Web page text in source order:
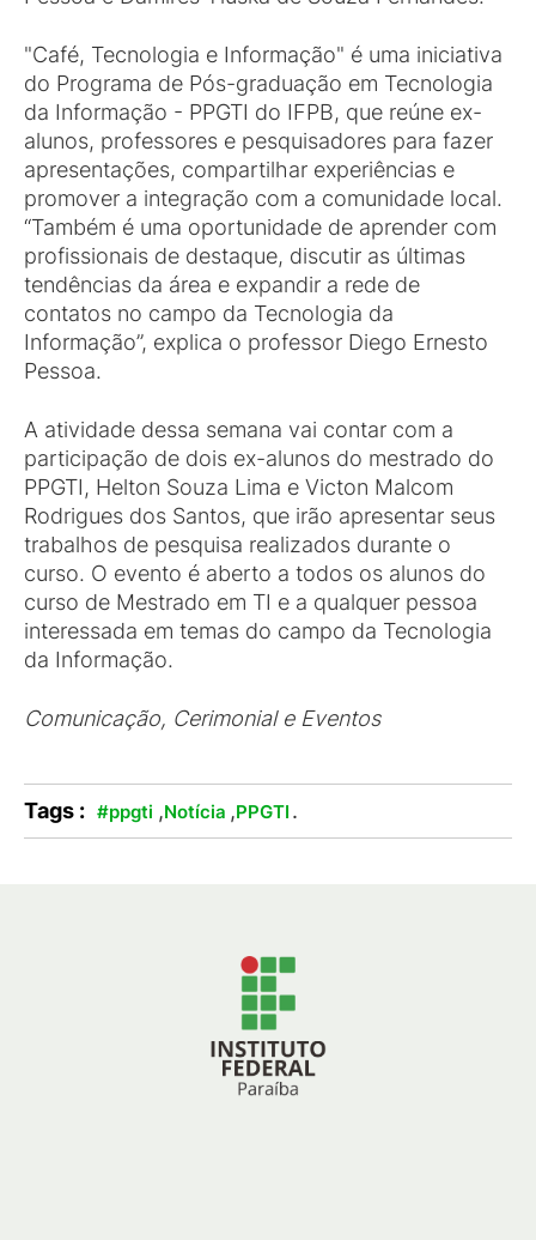
"Café, Tecnologia e Informação" é uma iniciativa
do Programa de Pós-graduação em Tecnologia
da Informação - PPGTI do IFPB, que reúne ex-
alunos, professores e pesquisadores para fazer
apresentações, compartilhar experiências e
promover a integração com a comunidade local.
“Também é uma oportunidade de aprender com
profissionais de destaque, discutir as últimas
tendências da área e expandir a rede de
contatos no campo da Tecnologia da
Informação”, explica o professor Diego Ernesto
Pessoa.
A atividade dessa semana vai contar com a
participação de dois ex-alunos do mestrado do
PPGTI, Helton Souza Lima e Victon Malcom
Rodrigues dos Santos, que irão apresentar seus
trabalhos de pesquisa realizados durante o
curso. O evento é aberto a todos os alunos do
curso de Mestrado em TI e a qualquer pessoa
interessada em temas do campo da Tecnologia
da Informação.
Comunicação, Cerimonial e Eventos
Tags : #ppgti ,Notícia ,PPGTI .